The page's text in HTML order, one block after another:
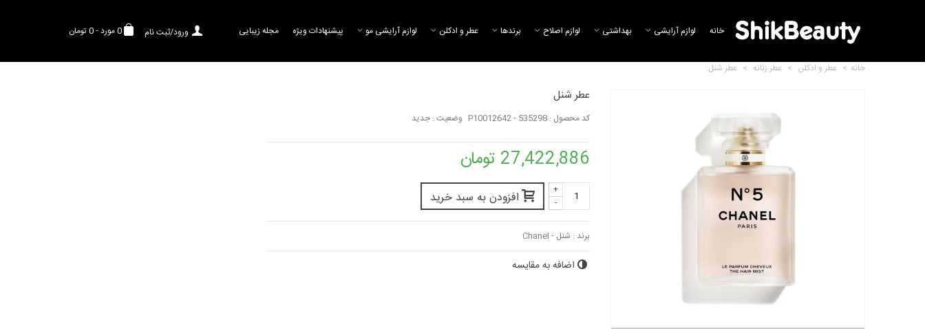
0مورد-0 تومان ورود/ثبت نام خانه لوازم آرایشی بهداشتی لوازم اصلاح برند‌ها عطر و ادکلن لوازم آرایشی مو پیشنهادات ویژه مجله زیبایی
خانه > عطر و ادکلن > عطر زنانه > عطر شنل
عطر شنل
کد محصول : P10012642 - 535298 وضعیت : جدید
27,422,886 تومان
-
+ افزودن به سبد خرید
برند : شنل - Chanel
اضافه به مقایسه